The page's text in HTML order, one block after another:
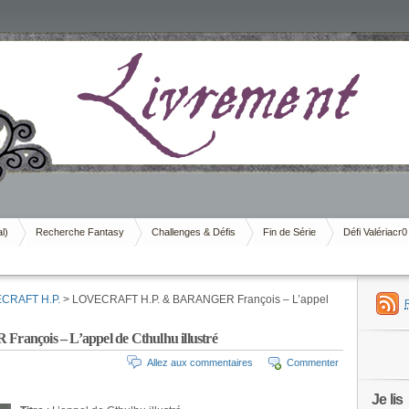
Recherche Fantasy Challenges & Défis Fin de Série Défi Valériacr0
H.P. > LOVECRAFT H.P. & BARANGER François – L’appel
– L’appel de Cthulhu illustré
Commenter
Allez aux commentaires
Je lis